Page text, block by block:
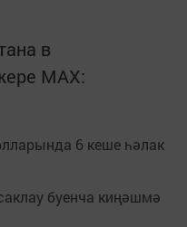
в
MАХ:
6 кеше һәлак
буенча киңәшмә